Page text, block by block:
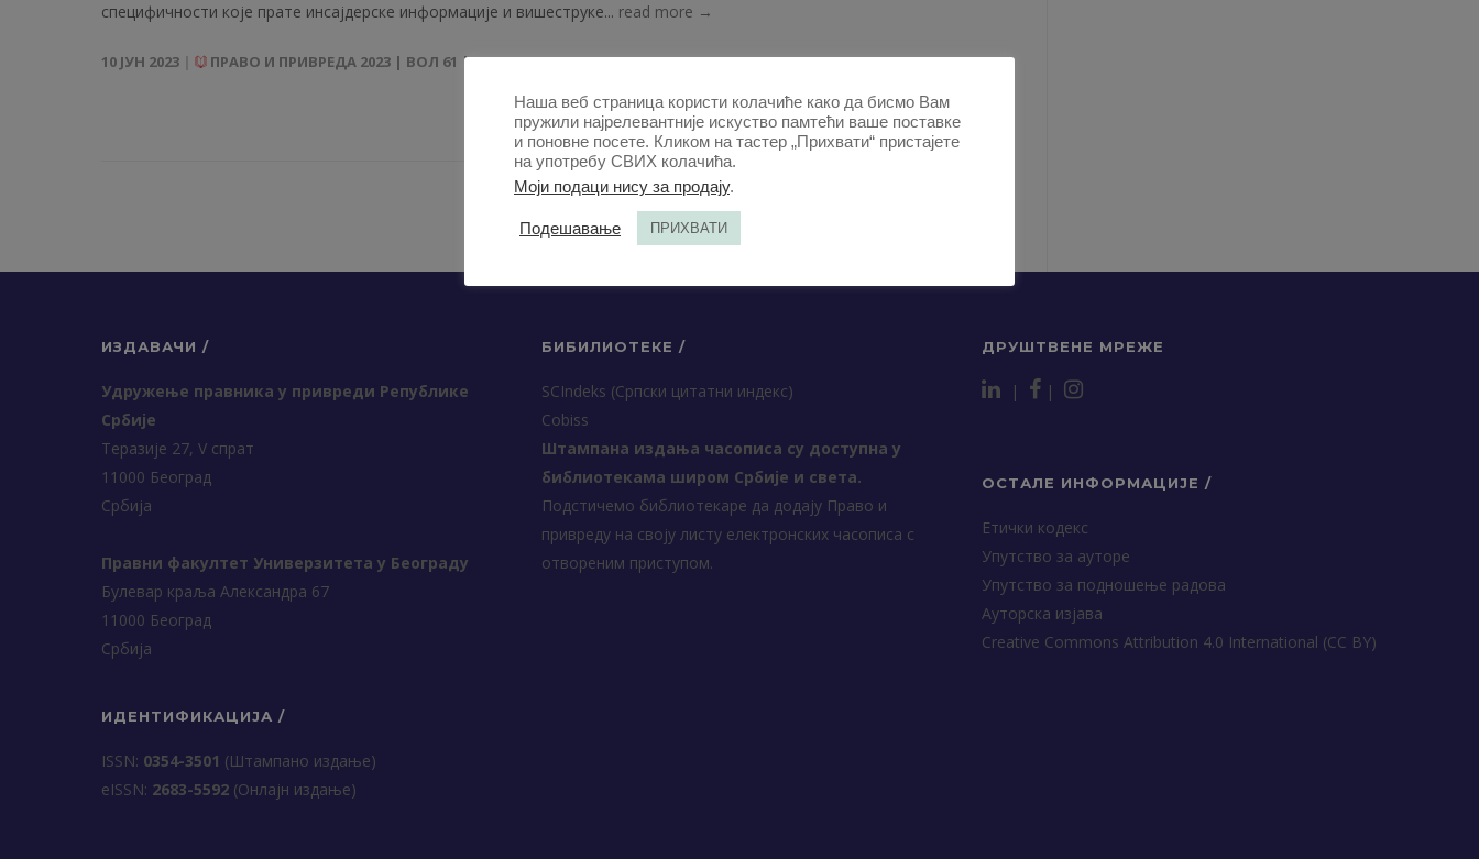
специфичности које прате инсајдерске информације и вишеструке... read more →
10 ЈУН 2023 ПРАВО И ПРИВРЕДА 2023 | ВОЛ 61 | 22023-ЧЛАНЦИ,ПРАВО И ПРИВРЕДА 61–2-ЧЛАНЦИ,ЧЛАНЦИ
ИЗДАВАЧИ /
Удружење правника у привреди Републике
Србије
Теразије 27, V спрат
11000 Београд
Србија
Правни факултет Универзитета у Београду
Булевар краља Александра 67
11000 Београд
Србија
ИДЕНТИФИКАЦИЈА /
ISSN: 0354-3501 (Штампано издање)
еISSN: 2683-5592 (Онлајн издање)
БИБИЛИОТЕКЕ /
SCIndeks (Српски цитатни индекс)
Cobiss
Штампана издања часописа су доступна у
библиотекама широм Србије и света.
Подстичемо библиотекаре да додају Право и
привреду на своју листу електронских часописа с
отвореним приступом.
ДРУШТВЕНЕ МРЕЖЕ
| |
ОСТАЛЕ ИНФОРМАЦИЈЕ /
Етички кодекс
Упутство за ауторе
Упутство за подношење радова
Ауторска изјава
Creative Commons Attribution 4.0 International (CC BY)
Наша веб страница користи колачиће како да бисмо Вам
пружили најрелевантније искуство памтећи ваше поставке
и поновне посете. Кликом на тастер „Прихвати“ пристајете
на употребу СВИХ колачића.
Моји подаци нису за продају.
Подешавање ПРИХВАТИ